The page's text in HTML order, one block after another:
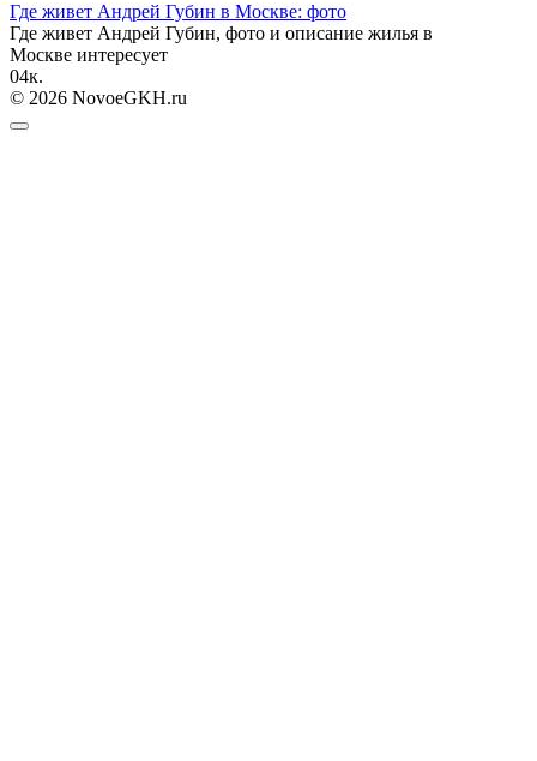
Где живет Андрей Губин в Москве: фото
Где живет Андрей Губин, фото и описание жилья в
Москве интересует
04к.
© 2026 NovoeGKH.ru